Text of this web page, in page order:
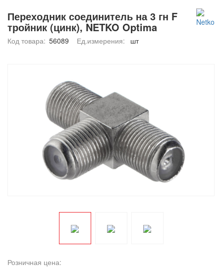
Переходник соединитель на 3 гн F
тройник (цинк), NETKO Optima
Код товара: 56089 Ед.измерения: шт
Розничная цена: